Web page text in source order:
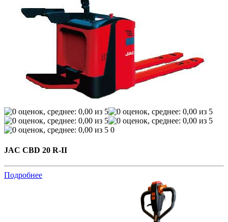
0
JAC CBD 20 R-II
Подробнее